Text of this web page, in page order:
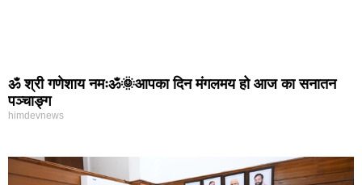
ॐ श्री गणेशाय नमःॐ🌞आपका दिन मंगलमय हो आज का सनातन
पञ्चाङ्ग
himdevnews